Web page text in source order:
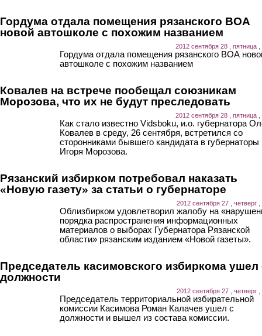
Гордума отдала помещения рязанского ВОА
новой автошколе с похожим названием
2012 сентября 28 , пятница ,
Гордума отдала помещения рязанского ВОА
автошколе с похожим названием
Ковалев на встрече пообещал союзникам
Морозова, что их не будут преследовать
2012 сентября 28 , пятница ,
Как стало известно Vidsboku, и.о. губернатора
Ковалев в среду, 26 сентября, встретился со
сторонниками бывшего кандидата в губернаторы
Игоря Морозова.
Рязанский избирком потребовал наказать
«Новую газету» за статьи о губернаторе
2012 сентября 27 , четверг ,
Облизбирком удовлетворил жалобу на
порядка распространения информационных
материалов о выборах Губернатора Рязанской
области» рязанским изданием «Новой газеты».
Председатель касимовского избиркома ушел
должности
2012 сентября 27 , четверг ,
Председатель территориальной избирательной
комиссии Касимова Роман Калачев ушел с
должности и вышел из состава комиссии.